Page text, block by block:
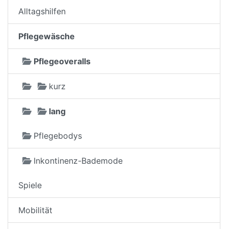
Alltagshilfen
Pflegewäsche
Pflegeoveralls
kurz
lang
Pflegebodys
Inkontinenz-Bademode
Spiele
Mobilität